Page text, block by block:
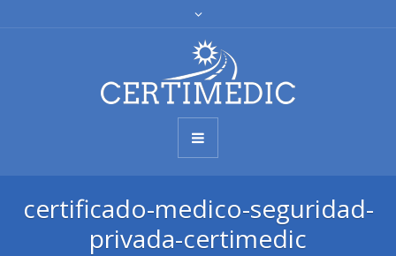
certificado-medico-seguridad-
privada-certimedic